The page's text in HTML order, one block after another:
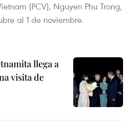
(PCV), Nguyen Phu Trong,
al 1 de noviembre.
llega a
visita de